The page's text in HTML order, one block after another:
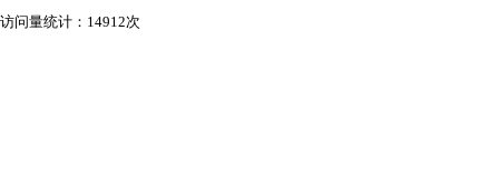
访问量统计：14912次